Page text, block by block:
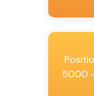
5000